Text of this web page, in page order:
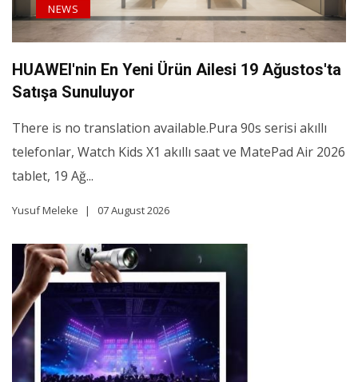
NEWS
HUAWEI'nin En Yeni Ürün Ailesi 19 Ağustos'ta
Satışa Sunuluyor
There is no translation available.Pura 90s serisi akıllı
telefonlar, Watch Kids X1 akıllı saat ve MatePad Air 2026
tablet, 19 Ağ...
Yusuf Meleke 07 August 2026